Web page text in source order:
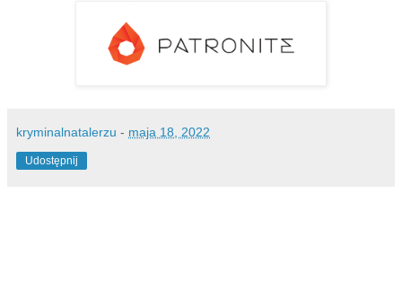
kryminalnatalerzu - maja 18, 2022
Udostępnij